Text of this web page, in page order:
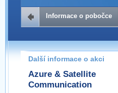
Kontakt
Pokud máte jakýkoliv
prosím neváhejte nás
brno@wug.cz
Informace o pobočce
Další informace o akci
Azure & Satellite
Communication